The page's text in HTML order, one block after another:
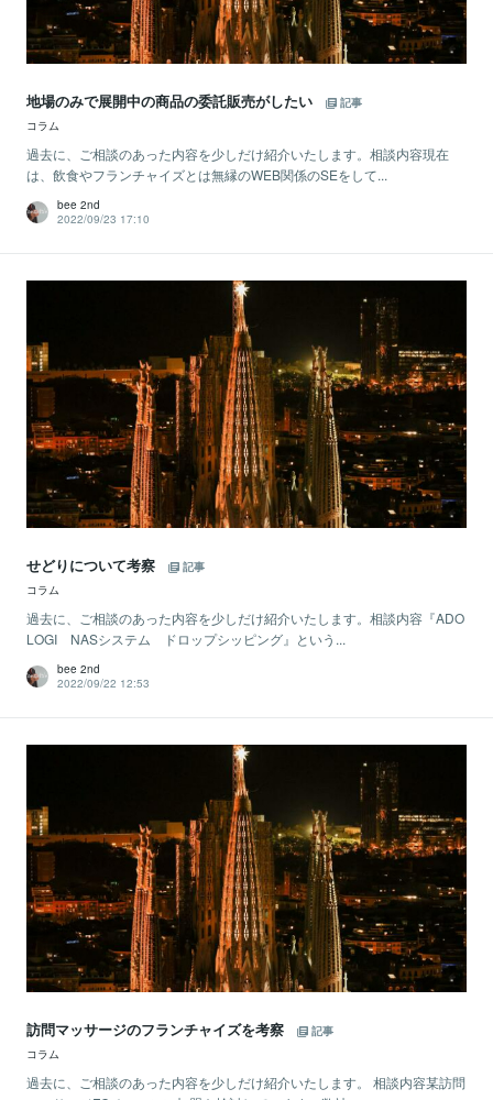
地場のみで展開中の商品の委託販売がしたい
記事
コラム
過去に、ご相談のあった内容を少しだけ紹介いたします。相談内容現在
は、飲食やフランチャイズとは無縁のWEB関係のSEをして...
bee 2nd
2022/09/23 17:10
せどりについて考察
記事
コラム
過去に、ご相談のあった内容を少しだけ紹介いたします。相談内容『ADO
LOGI NASシステム ドロップシッピング』という...
bee 2nd
2022/09/22 12:53
訪問マッサージのフランチャイズを考察
記事
コラム
過去に、ご相談のあった内容を少しだけ紹介いたします。 相談内容某訪問